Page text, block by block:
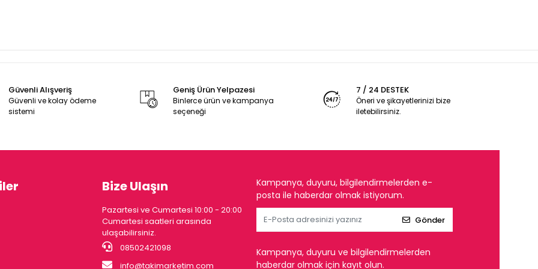
Güvenli Alışveriş
Güvenli ve kolay ödeme
sistemi
Geniş Ürün Yelpazesi
Binlerce ürün ve kampanya
seçeneği
7 / 24 DESTEK
Öneri ve şikayetlerinizi bize
iletebilirsiniz.
Bize Ulaşın
Pazartesi ve Cumartesi 10:00 - 20:00
Cumartesi saatleri arasında
ulaşabilirsiniz.
08502421098
info@takimarketim.com
Kampanya, duyuru, bilgilendirmelerden e-
posta ile haberdar olmak istiyorum.
Gönder
Kampanya, duyuru ve bilgilendirmelerden
haberdar olmak için kayıt olun.